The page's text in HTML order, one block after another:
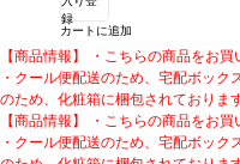
録
カートに追加
【商品情報】 ・こちらの商品をお
・クール便配送のため、宅配ボッ
のため、化粧箱に梱包されております
される場合、ご注文時コメント欄に
下部のお名入れ内容」の3つをご入
【商品情報】 ・こちらの商品をお
・クール便配送のため、宅配ボッ